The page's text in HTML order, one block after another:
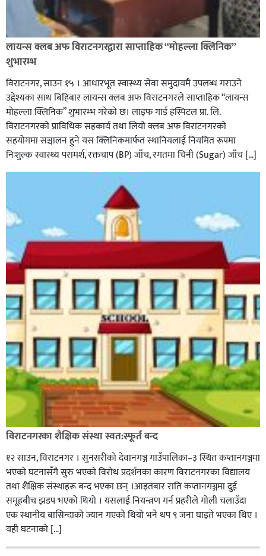
लायन्स क्लब अफ विराटनगरद्वारा साप्ताहिक “मोहल्ला क्लिनिक”
शुभारम्भ
विराटनगर, साउन १५ । आधारभूत स्वास्थ्य सेवा समुदायमै उपलब्ध गराउने
उद्देश्यका साथ बिहिबार लायन्स क्लब अफ विराटनगरले साप्ताहिक “लायन्स
मोहल्ला क्लिनिक” शुभारम्भ गरेकाे छ। लाइफ गार्ड हस्पिटल प्रा. लि.
विराटनगरको प्राविधिक सहकार्य तथा लियो क्लब अफ विराटनगरको
सहयोगमा सञ्चालन हुने यस क्लिनिकमार्फत स्थानियलाई नियमित रूपमा
निःशुल्क स्वास्थ्य परामर्श, रक्तचाप (BP) जाँच, रगतमा चिनी (Sugar) जाँच […]
विराटनगरका शैक्षिक संस्था स्वत:स्फूर्त बन्द
१२ साउन, विराटनगर । सुनसरीको देवानगञ्ज गाउँपालिका–३ स्थित कप्तानगञ्जमा
भएको घटनासँगै सुरु भएको विरोध प्रदर्शनका कारण विराटनगरका विद्यालय
तथा शैक्षिक संस्थाहरू बन्द भएका छन् ।आइतबार राति कप्तानगञ्जमा दुई
समूहबीच झडप भएको थियो । यसलाई नियन्त्रण गर्न प्रहरीले गोली चलाउँदा
एक स्थानीय बासिन्दाको ज्यान गएको थियो भने थप ९ जना घाइते भएका थिए ।
यही घटनाको […]